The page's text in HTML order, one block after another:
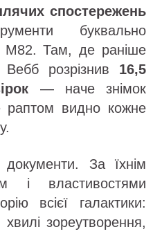
спостережень
буквально
M82. Там, де раніше
розрізнив 16,5
— наче знімок
раптом видно кожне
За їхнім
і властивостями
всієї галактики:
зореутворення,